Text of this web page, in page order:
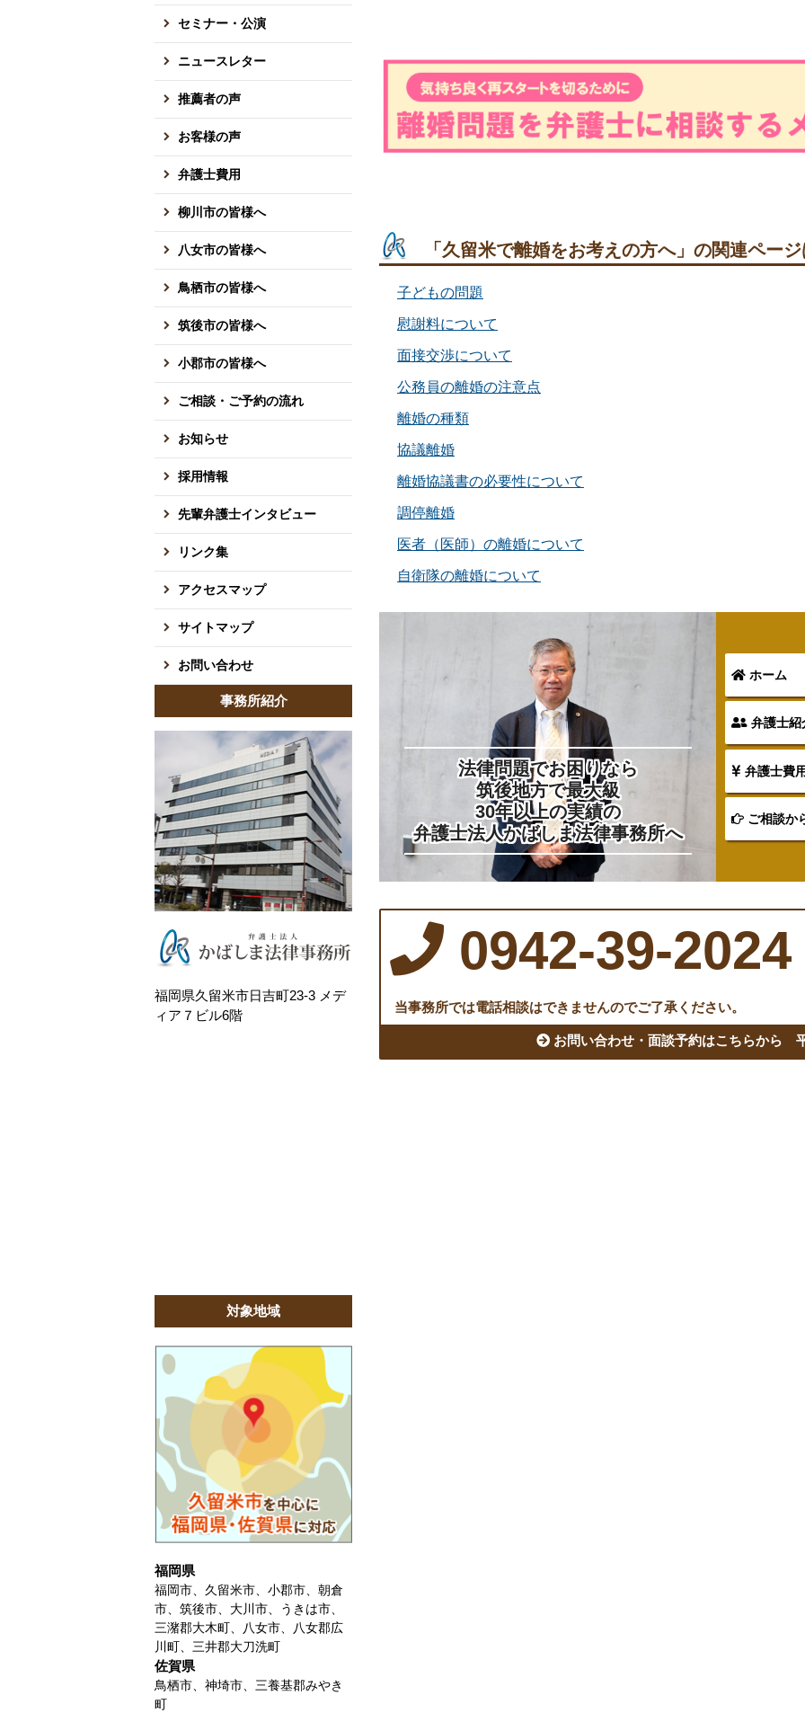
「久留米で離婚をお考えの方へ」の関連ペー
子どもの問題
慰謝料について
面接交渉について
公務員の離婚の注意点
離婚の種類
協議離婚
離婚協議書の必要性について
調停離婚
医者（医師）の離婚について
自衛隊の離婚について
法律問題でお困りなら
筑後地方で最大級
30年以上の実績の
弁護士法人かばしま法律事務所へ
ホーム
弁護士紹
弁護士費
ご相談か
0942-39-2024
当事務所では電話相談はできませんのでご了承ください。
お問い合わせ・面談予約はこちらから
セミナー・公演
ニュースレター
推薦者の声
お客様の声
弁護士費用
柳川市の皆様へ
八女市の皆様へ
鳥栖市の皆様へ
筑後市の皆様へ
小郡市の皆様へ
ご相談・ご予約の流れ
お知らせ
採用情報
先輩弁護士インタビュー
リンク集
アクセスマップ
サイトマップ
お問い合わせ
事務所紹介
福岡県久留米市日吉町23-3 メデ
ィア７ビル6階
対象地域
福岡県
福岡市、久留米市、小郡市、朝倉
市、筑後市、大川市、うきは市、
三潴郡大木町、八女市、八女郡広
川町、三井郡大刀洗町
佐賀県
鳥栖市、神埼市、三養基郡みやき
町